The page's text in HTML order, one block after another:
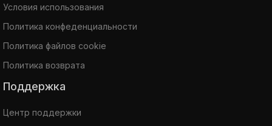
Условия использования
Политика конфеденциальности
Политика файлов cookie
Политика возврата
Поддержка
Центр поддержки